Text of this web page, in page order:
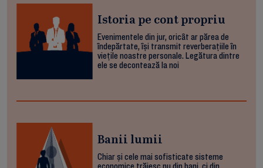
Istoria pe cont propriu
Evenimentele din jur, oricât ar părea de
îndepărtate, își transmit reverberațiile în
viețile noastre personale. Legătura dintre
ele se decontează la noi
Banii lumii
Chiar și cele mai sofisticate sisteme
economice trăiesc nu din bani, ci din